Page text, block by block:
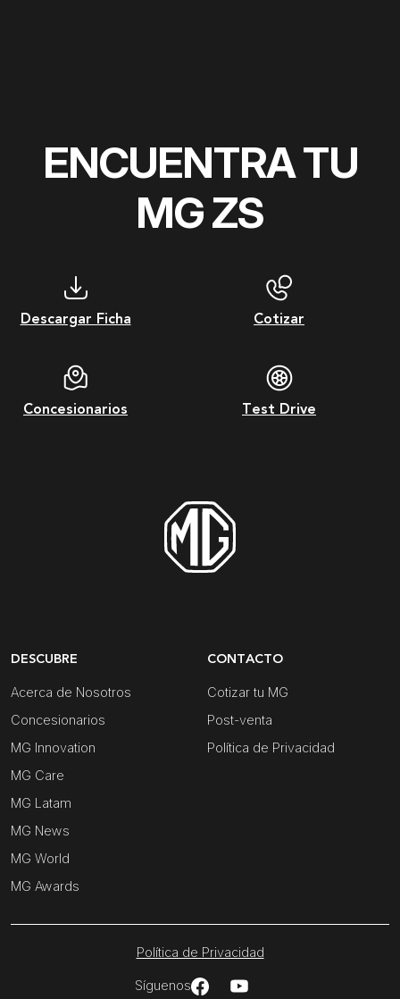
ENCUENTRA TU
MG ZS
Descargar Ficha Cotizar
Concesionarios Test Drive
DESCUBRE
Acerca de Nosotros
Concesionarios
MG Innovation
MG Care
MG Latam
MG News
MG World
MG Awards
CONTACTO
Cotizar tu MG
Post-venta
Política de Privacidad
Política de Privacidad
Síguenos